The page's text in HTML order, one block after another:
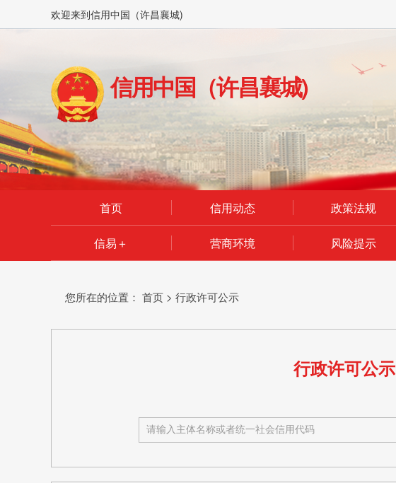
欢迎来到信用中国（许昌襄城)
信用中国（许昌襄城)
首页 信用动态 政策法规
信易＋ 营商环境 风险提示
您所在的位置： 首页 > 行政许可公示
行政许可公示